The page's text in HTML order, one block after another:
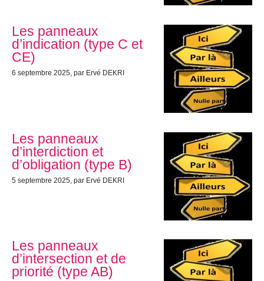
Les panneaux
d’indication (type C et
CE)
6 septembre 2025, par Ervé DEKRI
Les panneaux
d’interdiction et
d’obligation (type B)
5 septembre 2025, par Ervé DEKRI
Les panneaux
d’intersection et de
priorité (type AB)